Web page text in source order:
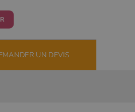
UN DEVIS